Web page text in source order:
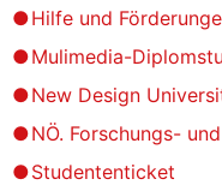
Hilfe und
Mulimedia-
New Design
NÖ. Forschungs-
Studententicket